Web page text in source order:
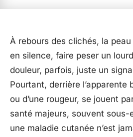
À rebours des clichés, la
en silence, faire peser un
douleur, parfois, juste un
Pourtant, derrière l’apparente
ou d’une rougeur, se jouent
santé majeurs, souvent sous-
une maladie cutanée n’est